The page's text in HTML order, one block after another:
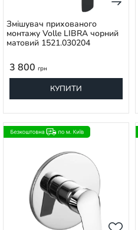
Змішувач прихованого
монтажу Volle LIBRA чорний
матовий 1521.030204
3 800 грн
КУПИТИ